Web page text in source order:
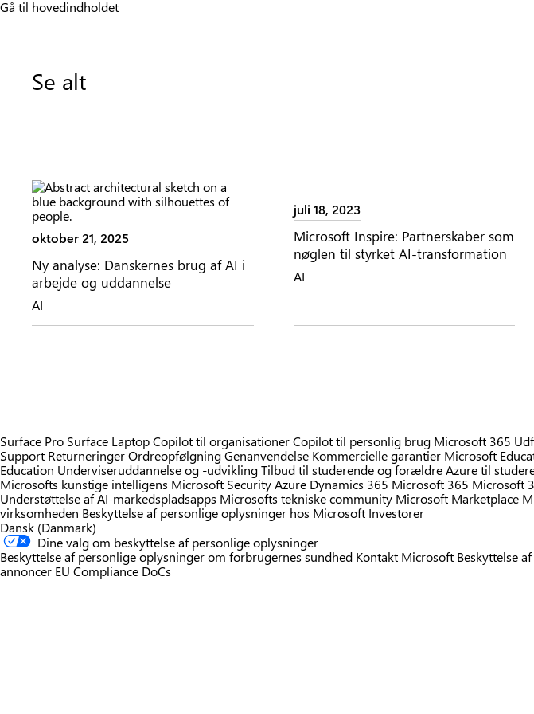
Gå til hovedindholdet
Se alt
oktober 21, 2025
Ny analyse: Danskernes brug af AI i
arbejde og uddannelse
AI
juli 18, 2023
Microsoft Inspire: Partnerskaber som
nøglen til styrket AI-transformation
AI
Surface Pro Surface LaptopCopilot til organisationerCopilot til personlig brug Microsoft 365
Support ReturneringerOrdreopfølgningGenanvendelseKommercielle garantier Microsoft
Education Underviseruddannelse og -udviklingTilbud til studerende og forældreAzure til
Microsofts kunstige intelligens Microsoft SecurityAzure Dynamics 365 Microsoft 365 Microsoft
Understøttelse af AI-markedspladsapps Microsofts tekniske community Microsoft Marketplace
virksomheden Beskyttelse af personlige oplysninger hos Microsoft Investorer
Dansk (Danmark)
Dine valg om beskyttelse af personlige oplysninger
Beskyttelse af personlige oplysninger om forbrugernes sundhed Kontakt Microsoft Beskyttelse
annoncer EU Compliance DoCs